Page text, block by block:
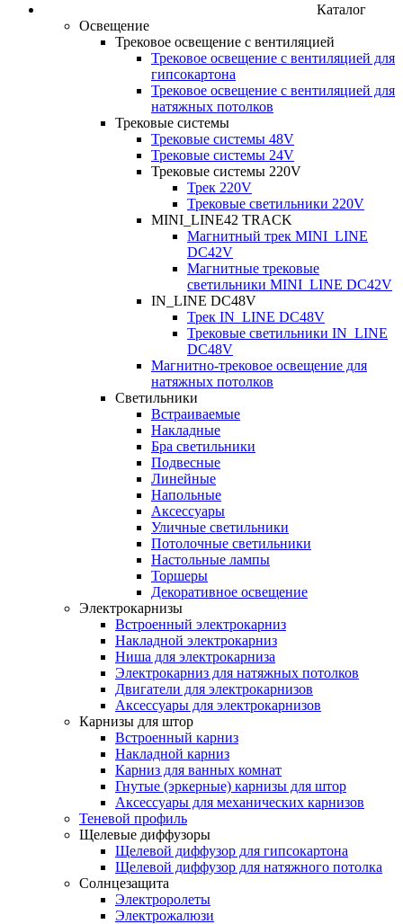
Каталог
Освещение
Трековое освещение с вентиляцией
Трековое освещение с вентиляцией для
гипсокартона
Трековое освещение с вентиляцией для
натяжных потолков
Трековые системы
Трековые системы 48V
Трековые системы 24V
Трековые системы 220V
Трек 220V
Трековые светильники 220V
MINI_LINE42 TRACK
Магнитный трек MINI_LINE
DC42V
Магнитные трековые
светильники MINI_LINE DC42V
IN_LINE DC48V
Трек IN_LINE DC48V
Трековые светильники IN_LINE
DC48V
Магнитно-трековое освещение для
натяжных потолков
Светильники
Встраиваемые
Накладные
Бра светильники
Подвесные
Линейные
Напольные
Аксессуары
Уличные светильники
Потолочные светильники
Настольные лампы
Торшеры
Декоративное освещение
Электрокарнизы
Встроенный электрокарниз
Накладной электрокарниз
Ниша для электрокарниза
Электрокарниз для натяжных потолков
Двигатели для электрокарнизов
Аксессуары для электрокарнизов
Карнизы для штор
Встроенный карниз
Накладной карниз
Карниз для ванных комнат
Гнутые (эркерные) карнизы для штор
Аксессуары для механических карнизов
Теневой профиль
Щелевые диффузоры
Щелевой диффузор для гипсокартона
Щелевой диффузор для натяжного потолка
Солнцезащита
Электроролеты
Электрожалюзи